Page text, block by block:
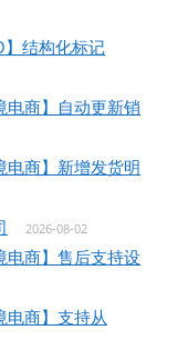
结构化标记
商】自动更新销
商】新增发货明
2026-08-02
商】售后支持设
商】支持从